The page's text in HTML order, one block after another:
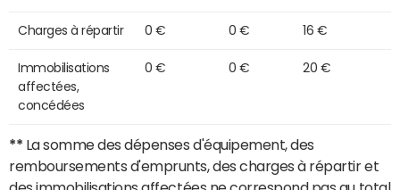
Charges à répartir 0 € 0 € 16 €
Immobilisations
affectées,
concédées
0 € 0 € 20 €
** La somme des dépenses d'équipement, des
remboursements d'emprunts, des charges à répartir et